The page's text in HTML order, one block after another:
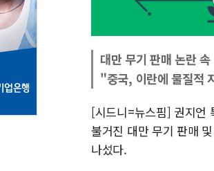
대만 무기 판매 논란
"중국, 이란에 물질적
[시드니=뉴스핌] 권지언
불거진 대만 무기 판매
나섰다.